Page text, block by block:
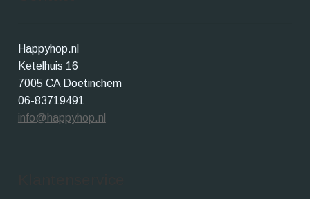
Happyhop.nl
Ketelhuis 16
7005 CA Doetinchem
06-83719491
info@happyhop.nl